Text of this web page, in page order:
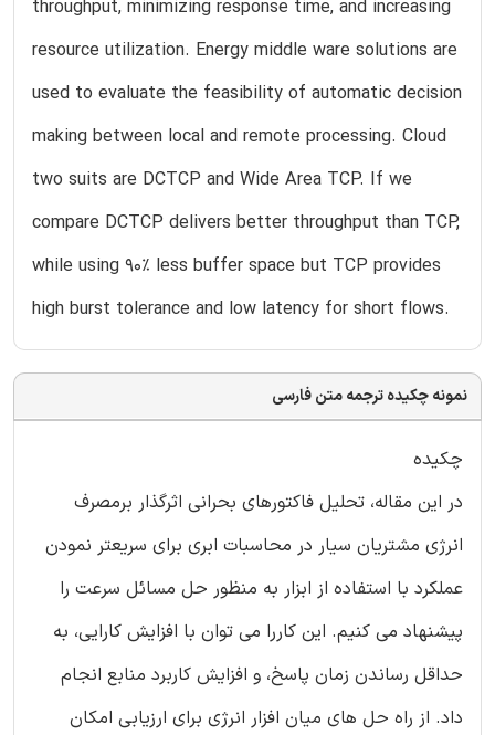
throughput, minimizing response time, and increasing
resource utilization. Energy middle ware solutions are
used to evaluate the feasibility of automatic decision
making between local and remote processing. Cloud
two suits are DCTCP and Wide Area TCP. If we
compare DCTCP delivers better throughput than TCP,
while using 90% less buffer space but TCP provides
high burst tolerance and low latency for short flows.
نمونه چکیده ترجمه متن فارسی
چکیده
در این مقاله، تحلیل فاکتورهای بحرانی اثرگذار برمصرف
انرژی مشتریان سیار در محاسبات ابری برای سریعتر نمودن
عملکرد با استفاده از ابزار به منظور حل مسائل سرعت را
پیشنهاد می کنیم. این کاررا می توان با افزایش کارایی، به
حداقل رساندن زمان پاسخ، و افزایش کاربرد منابع انجام
داد. از راه حل های میان افزار انرژی برای ارزیابی امکان